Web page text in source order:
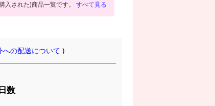
入された)商品一覧です。 すべて見る
の配送について )
数